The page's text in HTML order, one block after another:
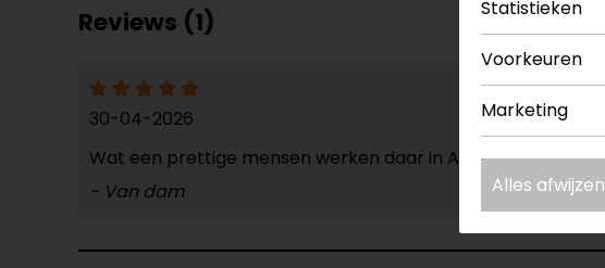
Reviews (1)
30-04-2026
Wat een prettige mensen werken daar in Apeldoorn
- Van dam
Statistieken
Voorkeuren
Marketing
Alles afwijzen